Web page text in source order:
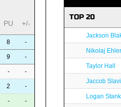
PU +/-
8 -
9 -
- -
2 -
- -
TOP 20
Jackson
Nikolaj
Taylor Hall
Jaccob
Logan